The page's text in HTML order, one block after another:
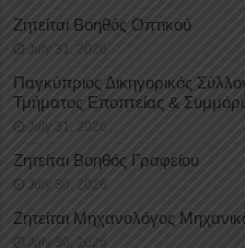
Ζητείται Βοηθός Οπτικού
July 31, 2026
Παγκύπριος Δικηγορικός
Τμήματος Εποπτείας &
July 31, 2026
Ζητείται Βοηθός Γραφείου
July 30, 2026
Ζητείται Μηχανολόγος
July 30, 2026